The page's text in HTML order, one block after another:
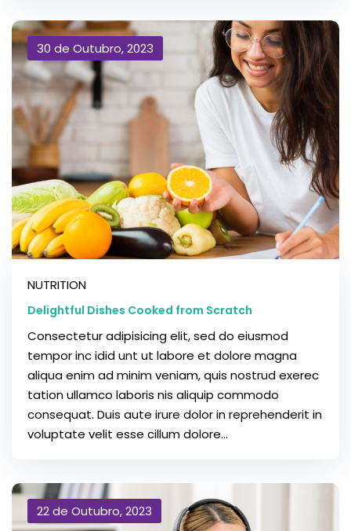
30 de Outubro, 2023
NUTRITION
Delightful Dishes Cooked from Scratch
Consectetur adipisicing elit, sed do eiusmod
tempor inc idid unt ut labore et dolore magna
aliqua enim ad minim veniam, quis nostrud exerec
tation ullamco laboris nis aliquip commodo
consequat. Duis aute irure dolor in reprehenderit in
voluptate velit esse cillum dolore...
22 de Outubro, 2023